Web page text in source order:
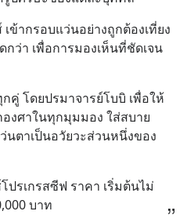
ข้ากรอบแว่นอย่างถูกต้องเที่ยง
ว่า เพื่อการมองเห็นที่ชัดเจน
คู่ โดยปรมาจารย์โบบิ เพื่อให้
ศาในทุกมุมมอง ใส่สบาย
นตาเป็นอวัยวะส่วนหนึ่งของ
ปรเกรสซีฟ ราคา เริ่มต้นไม่
บาท